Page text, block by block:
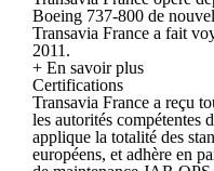
Boeing 737-800 de
Transavia France a fait
2011.
+ En savoir plus
Certifications
Transavia France a reçu
les autorités
applique la totalité des
européens, et adhère en